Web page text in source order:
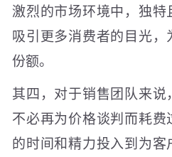
激烈的市场环境中，独
吸引更多消费者的目光
份额。
其四，对于销售团队来说
不必再为价格谈判而耗
的时间和精力投入到为